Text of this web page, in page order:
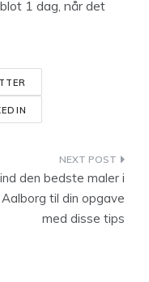
1 dag, når det
den bedste maler i
Aalborg til din opgave
med disse tips